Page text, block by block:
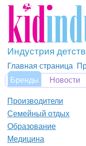
Индустрия
Главная страница
Бренды
Новости
Производители
Семейный отдых
Образование
Медицина